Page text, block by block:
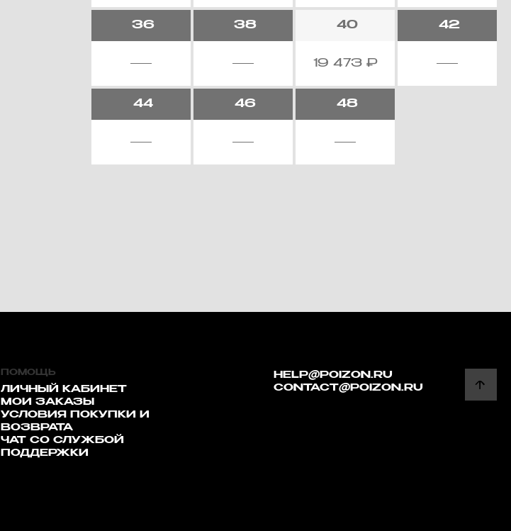
36 38 40
19 473 ₽
42
44 46 48
HELP@POIZON.RU
CONTACT@POIZON.RU
ПОМОЩЬ
ЛИЧНЫЙ КАБИНЕТ
МОИ ЗАКАЗЫ
УСЛОВИЯ ПОКУПКИ И
ВОЗВРАТА
ЧАТ СО СЛУЖБОЙ
ПОДДЕРЖКИ